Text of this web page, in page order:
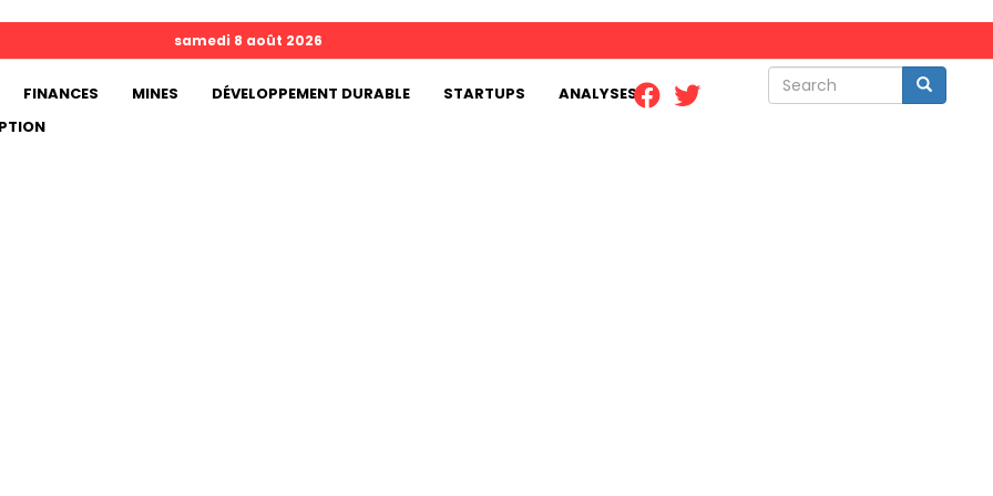
Search Search
samedi 8 août 2026
FINANCES MINES DÉVELOPPEMENT DURABLE STARTUPS
ANALYSES